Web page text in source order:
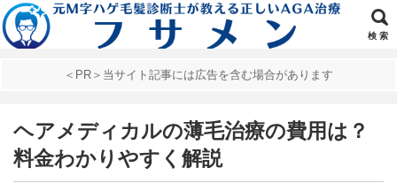
検 索
＜PR＞当サイト記事には広告を含む場合があります
ヘアメディカルの薄毛治療の費用は？
料金わかりやすく解説